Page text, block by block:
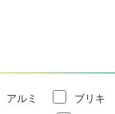
アルミ
ブリキ